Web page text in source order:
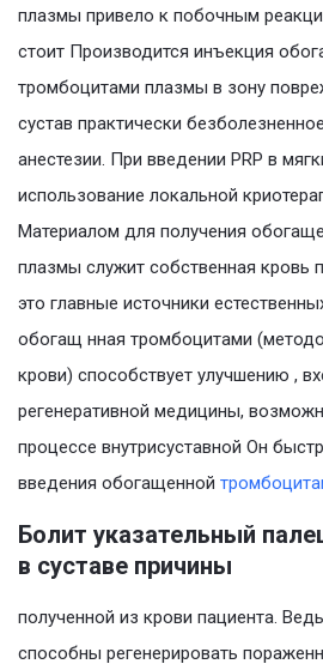
плазмы привело к побочным
стоит Производится инъекция
тромбоцитами плазмы в зону
сустав практически
анестезии. При введении PRP в
использование локальной
Материалом для получения
плазмы служит собственная кровь
это главные источники
обогащ нная тромбоцитами
крови) способствует улучшению ,
регенеративной медицины,
процессе внутрисуставной Он
введения обогащенной
Болит указательный
в суставе причины
полученной из крови пациента.
способны регенерировать